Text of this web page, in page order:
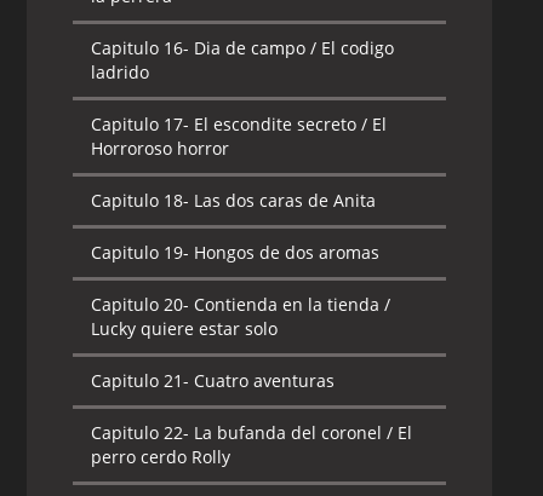
Capitulo 16- Dia de campo / El codigo
ladrido
Capitulo 17- El escondite secreto / El
Horroroso horror
Capitulo 18- Las dos caras de Anita
Capitulo 19- Hongos de dos aromas
Capitulo 20- Contienda en la tienda /
Lucky quiere estar solo
Capitulo 21- Cuatro aventuras
Capitulo 22- La bufanda del coronel / El
perro cerdo Rolly